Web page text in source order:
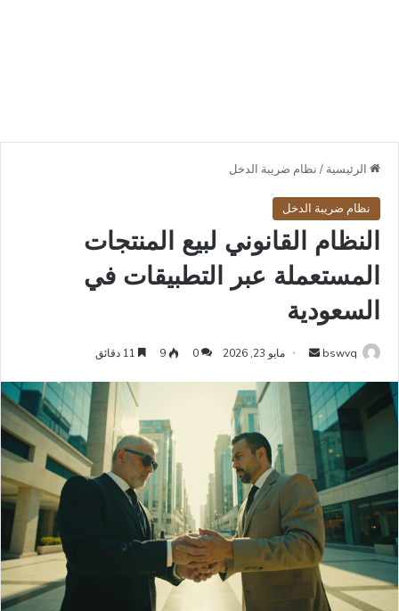
الرئيسية / نظام ضريبة الدخل
نظام ضريبة الدخل
النظام القانوني لبيع المنتجات
المستعملة عبر التطبيقات في
السعودية
bswvq
أرسل
إلكترونيا
مايو 23, 2026 0
9